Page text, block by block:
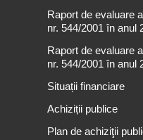
Raport de evaluare
nr. 544/2001 în anul
Raport de evaluare
nr. 544/2001 în anul
Situații financiare
Achiziții publice
Plan de achiziţii